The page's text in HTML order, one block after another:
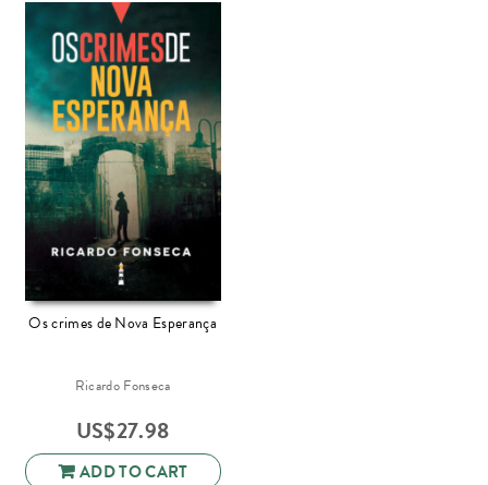
Os crimes de Nova Esperança
Ricardo Fonseca
US$27.98
ADD TO CART